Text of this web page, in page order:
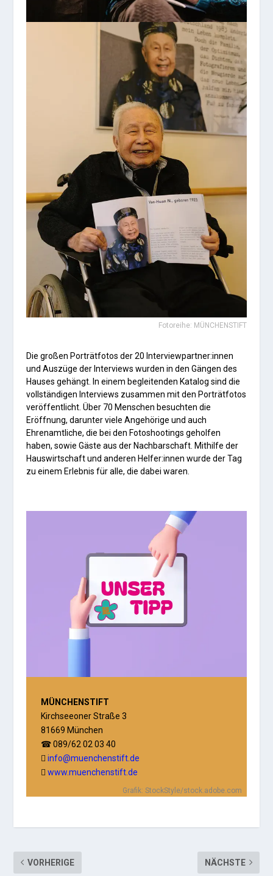
Fotoreihe: MÜNCHENSTIFT
Die großen Porträtfotos der 20 Interviewpartner:innen
und Auszüge der Interviews wurden in den Gängen des
Hauses gehängt. In einem begleitenden Katalog sind die
vollständigen Interviews zusammen mit den Porträtfotos
veröffentlicht. Über 70 Menschen besuchten die
Eröffnung, darunter viele Angehörige und auch
Ehrenamtliche, die bei den Fotoshootings geholfen
haben, sowie Gäste aus der Nachbarschaft. Mithilfe der
Hauswirtschaft und anderen Helfer:innen wurde der Tag
zu einem Erlebnis für alle, die dabei waren.
MÜNCHENSTIFT
Kirchseeoner Straße 3
81669 München
☎089/62 02 03 40
 info@muenchenstift.de
 www.muenchenstift.de
Grafik: StockStyle/stock.adobe.com
VORHERIGE NÄCHSTE